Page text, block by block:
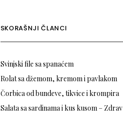
SKORAŠNJI ČLANCI
Svinjski file sa spanaćem
Rolat sa džemom, kremom i pavlakom
Čorbica od bundeve, tikvice i krompira
Salata sa sardinama i kus kusom – Zdrav